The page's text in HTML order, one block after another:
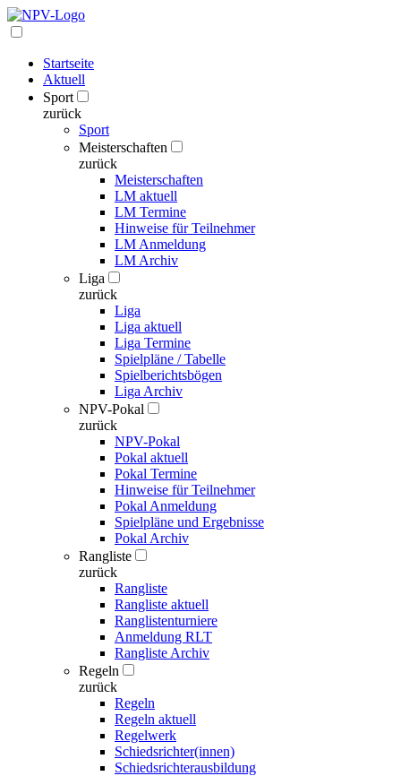
Startseite
Aktuell
Sport
zurück
Sport
Meisterschaften
zurück
Meisterschaften
LM aktuell
LM Termine
Hinweise für Teilnehmer
LM Anmeldung
LM Archiv
Liga
zurück
Liga
Liga aktuell
Liga Termine
Spielpläne / Tabelle
Spielberichtsbögen
Liga Archiv
NPV-Pokal
zurück
NPV-Pokal
Pokal aktuell
Pokal Termine
Hinweise für Teilnehmer
Pokal Anmeldung
Spielpläne und Ergebnisse
Pokal Archiv
Rangliste
zurück
Rangliste
Rangliste aktuell
Ranglistenturniere
Anmeldung RLT
Rangliste Archiv
Regeln
zurück
Regeln
Regeln aktuell
Regelwerk
Schiedsrichter(innen)
Schiedsrichterausbildung